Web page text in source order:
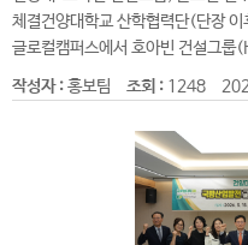
체결​건양대학교 산학협력단(단장
글로컬캠퍼스에서 호아빈 건설그
작성자 :홍보팀 조회 : 1248